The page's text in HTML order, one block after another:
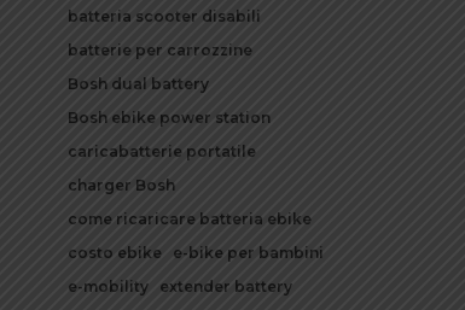
batteria scooter disabili
batterie per carrozzine
Bosh dual battery
Bosh ebike power station
caricabatterie portatile
charger Bosh
come ricaricare batteria ebike
costo ebike
e-bike per bambini
e-mobility
extender battery